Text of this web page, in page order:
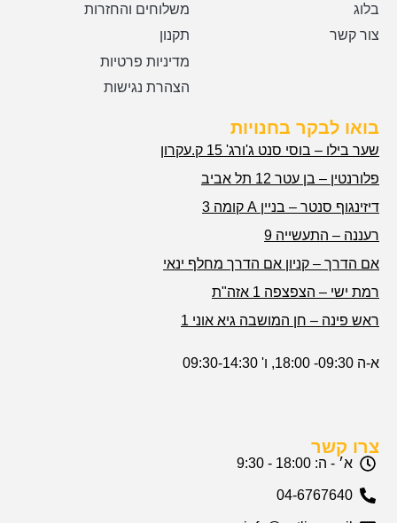
בלוג
צור קשר
משלוחים והחזרות
תקנון
מדיניות פרטיות
הצהרת נגישות
בואו לבקר בחנויות
שער בילו – בוסי סנט ג'ורג' 15 ק.עקרון
פלורנטין – בן עטר 12 תל אביב
דיזינגוף סנטר – בניין A קומה 3
רעננה – התעשייה 9
אם הדרך – קניון אם הדרך מחלף ינאי
רמת ישי – הצפצפה 1 אזה"ת
ראש פינה – חן המושבה גיא אוני 1
א-ה 09:30- 18:00, ו' 09:30-14:30
צרו קשר
א׳ - ה: 18:00 - 9:30
04-6767640